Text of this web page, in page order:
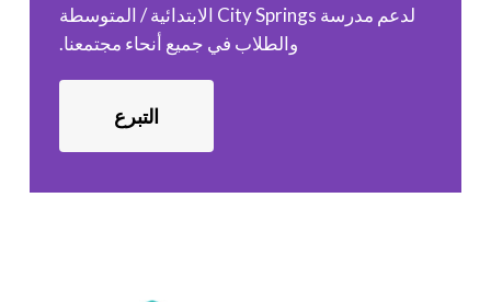
لدعم مدرسة City Springs الابتدائية / المتوسطة
والطلاب في جميع أنحاء مجتمعنا.
التبرع